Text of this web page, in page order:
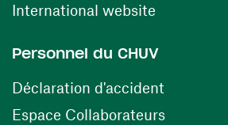
International website
Personnel du CHUV
Déclaration d'accident
Espace Collaborateurs(ouvre